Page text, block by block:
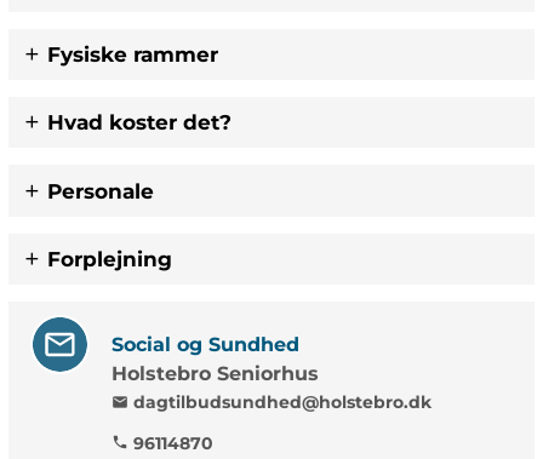
Fysiske rammer
Hvad koster det?
Personale
Forplejning
Social og Sundhed
Holstebro Seniorhus
mail dagtilbudsundhed@holstebro.dk
phone 96114870